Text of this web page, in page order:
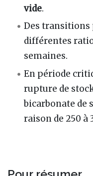
vide.
Des transitions
différentes
semaines.
En période
rupture de
bicarbonate de
raison de 250 à
Pour résumer